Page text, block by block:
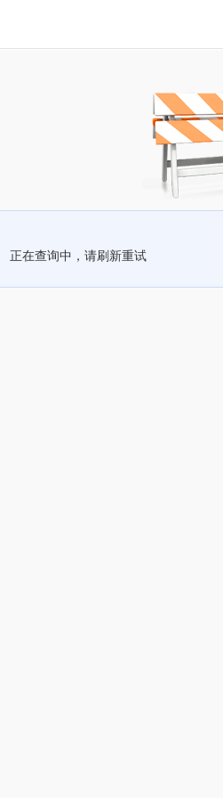
正在查询中，请刷新重试